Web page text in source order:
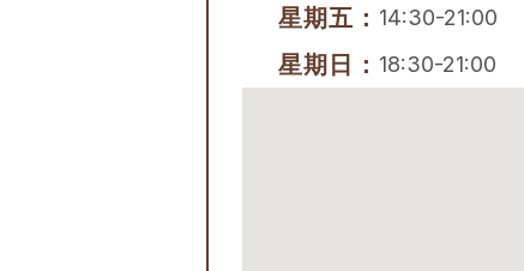
星期五： 14:30-21:00
星期日： 18:30-21:00